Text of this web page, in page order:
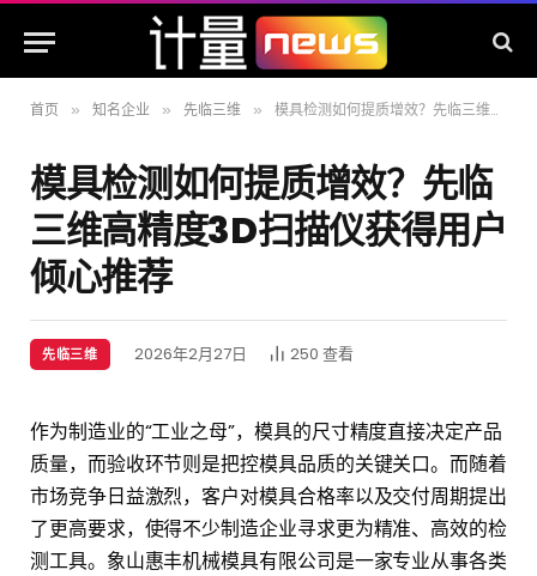
首页 » 知名企业 » 先临三维 » 模具检测如何提质增效？先临三维高精度3D扫描仪获得用户倾心推荐
模具检测如何提质增效？先临
三维高精度3D扫描仪获得用户
倾心推荐
先临三维 2026年2月27日 250 查看
作为制造业的“工业之母”，模具的尺寸精度直接决定产品
质量，而验收环节则是把控模具品质的关键关口。而随着
市场竞争日益激烈，客户对模具合格率以及交付周期提出
了更高要求，使得不少制造企业寻求更为精准、高效的检
测工具。象山惠丰机械模具有限公司是一家专业从事各类